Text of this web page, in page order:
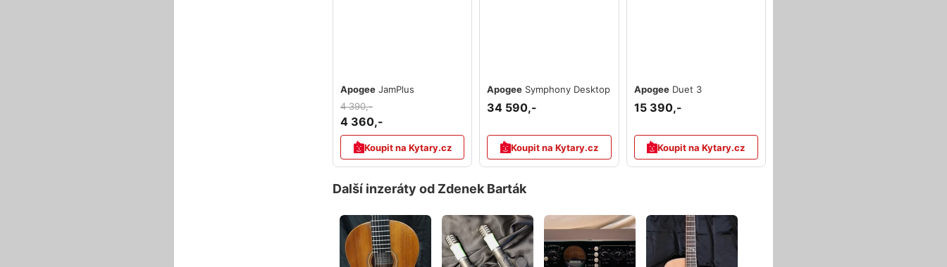
Apogee JamPlus
4 390,-
4 360,-
Koupit na Kytary.cz
Apogee Symphony Desktop
34 590,-
Koupit na Kytary.cz
Apogee Duet 3
15 390,-
Koupit na Kytary.cz
Další inzeráty od Zdenek Barták